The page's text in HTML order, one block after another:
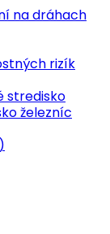
na dráhach
rizík
stredisko
železníc